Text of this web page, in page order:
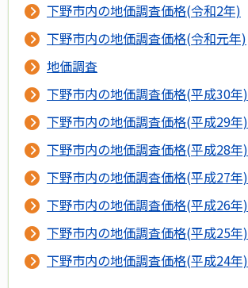
下野市内の地価調査価格(令和2年)
下野市内の地価調査価格(令和元年)
地価調査
下野市内の地価調査価格(平成30年)
下野市内の地価調査価格(平成29年)
下野市内の地価調査価格(平成28年)
下野市内の地価調査価格(平成27年)
下野市内の地価調査価格(平成26年)
下野市内の地価調査価格(平成25年)
下野市内の地価調査価格(平成24年)